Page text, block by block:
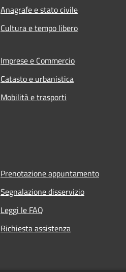
Anagrafe e stato civile
Cultura e tempo libero
Imprese e Commercio
Catasto e urbanistica
Mobilità e trasporti
Prenotazione appuntamento
Segnalazione disservizio
Leggi le FAQ
Richiesta assistenza